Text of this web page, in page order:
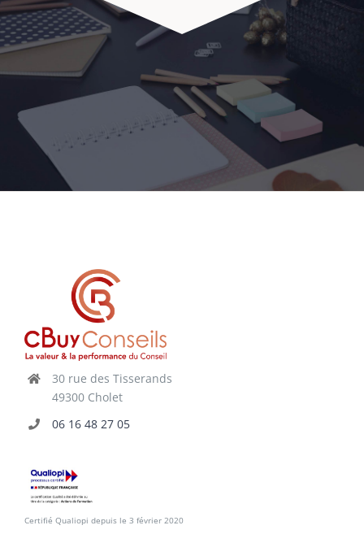
30 rue des Tisserands
49300 Cholet
06 16 48 27 05
Certifié Qualiopi depuis le 3 février 2020